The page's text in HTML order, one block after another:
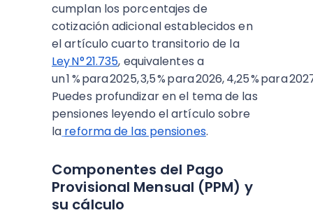
cumplan los porcentajes de
cotización adicional establecidos en
el artículo cuarto transitorio de la
Ley N° 21.735, equivalentes a
un 1 % para 2025, 3,5 % para 2026, 4,25 % para
Puedes profundizar en el tema de las
pensiones leyendo el artículo sobre
la reforma de las pensiones.
Componentes del Pago
Provisional Mensual (PPM) y
su cálculo